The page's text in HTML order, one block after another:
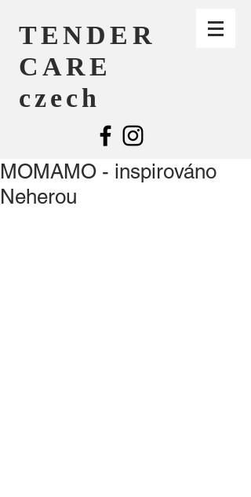
TENDER
CARE
czech
MOMAMO - inspirováno
Neherou